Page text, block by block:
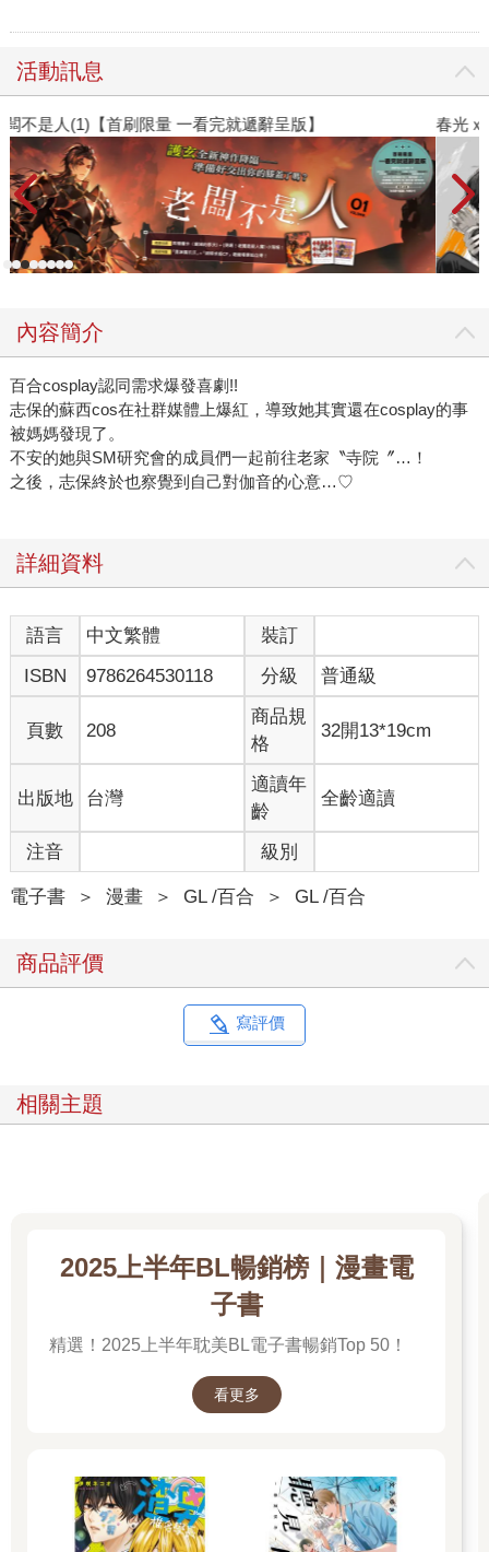
活動訊息
春光ｘ奇幻基地｜全書系展
內容簡介
百合cosplay認同需求爆發喜劇!!
志保的蘇西cos在社群媒體上爆紅，導致她其實還在cosplay的事
被媽媽發現了。
不安的她與SM研究會的成員們一起前往老家〝寺院〞…！
之後，志保終於也察覺到自己對伽音的心意…♡
詳細資料
語言 中文繁體
裝訂
ISBN
9786264530118 分級 普通級
頁數 208
商品規
格
32開13*19cm
出版地 台灣
適讀年
齡
全齡適讀
注音 級別
電子書 ＞ 漫畫 ＞ GL /百合 ＞ GL /百合
商品評價
寫評價
相關主題
2025上半年BL暢銷榜｜漫畫電
子書
精選！2025上半年耽美BL電子書暢銷Top 50！
看更多